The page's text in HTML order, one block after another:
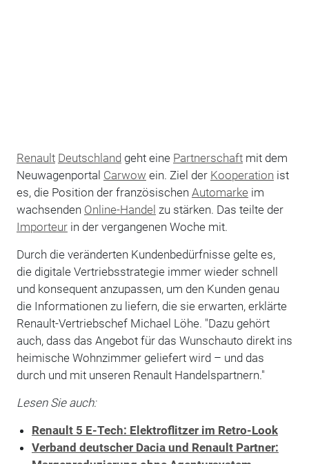
Renault Deutschland geht eine Partnerschaftmit dem
Neuwagenportal Carwow ein. Ziel der Kooperation ist
es, die Position der französischen Automarke im
wachsenden Online-Handel zu stärken. Das teilte der
Importeurin der vergangenen Woche mit.
Durch die veränderten Kundenbedürfnisse gelte es,
die digitale Vertriebsstrategie immer wieder schnell
und konsequent anzupassen, um den Kunden genau
die Informationen zu liefern, die sie erwarten, erklärte
Renault-Vertriebschef Michael Löhe. "Dazu gehört
auch, dass das Angebot für das Wunschauto direkt ins
heimische Wohnzimmer geliefert wird – und das
durch und mit unseren Renault Handelspartnern."
Lesen Sie auch:
Renault 5 E-Tech: Elektroflitzer im Retro-Look
Verband deutscher Dacia und Renault Partner: